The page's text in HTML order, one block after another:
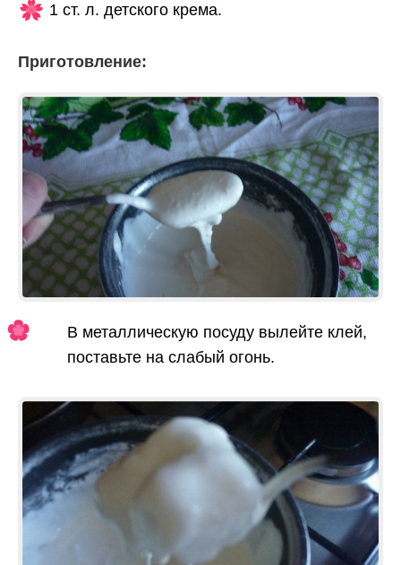
1 ст. л. детского крема.
Приготовление:
В металлическую посуду вылейте клей,
поставьте на слабый огонь.